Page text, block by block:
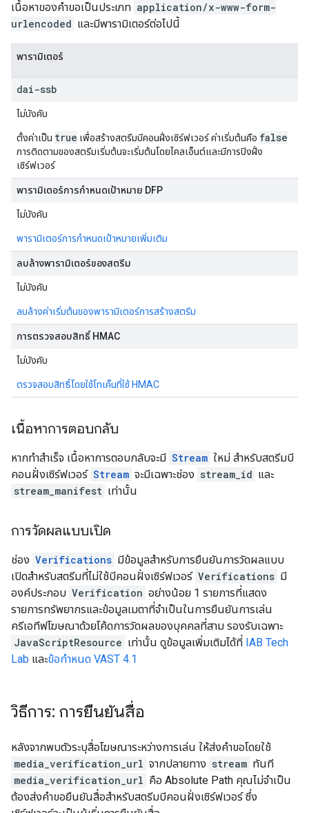
เนื้อหาของคําขอเป็นประเภท application/x-www-form-
urlencoded และมีพารามิเตอร์ต่อไปนี้
พารามิเตอร์
dai-ssb
ไม่บังคับ
ตั้งค่าเป็น true เพื่อสร้างสตรีมบีคอนฝั่งเซิร์ฟเวอร์ ค่าเริ่มต้นคือ false
การติดตามของสตรีมเริ่มต้นจะเริ่มต้นโดยไคลเอ็นต์และมีการปิงฝั่ง
เซิร์ฟเวอร์
พารามิเตอร์การกําหนดเป้าหมาย DFP
ไม่บังคับ
พารามิเตอร์การกําหนดเป้าหมายเพิ่มเติม
ลบล้างพารามิเตอร์ของสตรีม
ไม่บังคับ
ลบล้างค่าเริ่มต้นของพารามิเตอร์การสร้างสตรีม
การตรวจสอบสิทธิ์ HMAC
ไม่บังคับ
ตรวจสอบสิทธิ์โดยใช้โทเค็นที่ใช้ HMAC
เนื้อหาการตอบกลับ
หากทำสำเร็จ เนื้อหาการตอบกลับจะมี Stream ใหม่ สำหรับสตรีมบี
คอนฝั่งเซิร์ฟเวอร์ Stream จะมีเฉพาะช่อง stream_id และ
stream_manifest เท่านั้น
การวัดผลแบบเปิด
ช่อง Verifications มีข้อมูลสําหรับการยืนยันการวัดผลแบบ
เปิดสําหรับสตรีมที่ไม่ใช้บีคอนฝั่งเซิร์ฟเวอร์ Verifications มี
องค์ประกอบ Verification อย่างน้อย 1 รายการที่แสดง
รายการทรัพยากรและข้อมูลเมตาที่จําเป็นในการยืนยันการเล่น
ครีเอทีฟโฆษณาด้วยโค้ดการวัดผลของบุคคลที่สาม รองรับเฉพาะ
JavaScriptResource เท่านั้น ดูข้อมูลเพิ่มเติมได้ที่ IAB Tech
Lab และข้อกำหนด VAST 4.1
วิธีการ: การยืนยันสื่อ
หลังจากพบตัวระบุสื่อโฆษณาระหว่างการเล่น ให้ส่งคําขอโดยใช้
media_verification_url จากปลายทาง stream ทันที
media_verification_url คือ Absolute Path คุณไม่จำเป็น
ต้องส่งคำขอยืนยันสื่อสำหรับสตรีมบีคอนฝั่งเซิร์ฟเวอร์ ซึ่ง